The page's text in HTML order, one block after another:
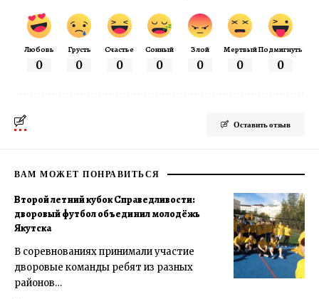
Любовь
0
Грусть
0
Счастье
0
Сонный
0
Злой
0
Мертвый
0
Подмигнуть
0
Оставить отзыв
ВАМ МОЖЕТ ПОНРАВИТЬСЯ
Второй летний кубок Справедливости:
дворовый футбол объединил молодёжь
Якутска
В соревнованиях принимали участие
дворовые команды ребят из разных
районов…